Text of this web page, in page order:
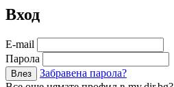
Вход
Е-mail
Парола
Забравена парола?